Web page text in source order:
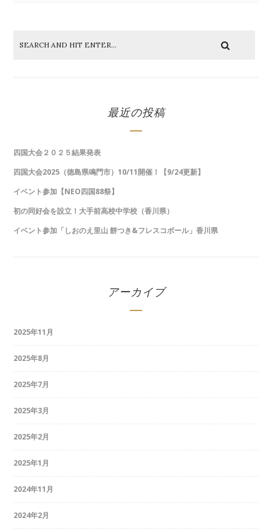
最近の投稿
四国大会２０２５結果発表
四国大会2025（徳島県鳴門市）10/11開催！【9/24更新】
イベント参加【NEO四国88祭】
初の同好会を設立！大手前高校中学校（香川県）
イベント参加「しおのえ里山 餅つき&フレスコボール」香川県
アーカイブ
2025年11月
2025年8月
2025年7月
2025年3月
2025年2月
2025年1月
2024年11月
2024年2月